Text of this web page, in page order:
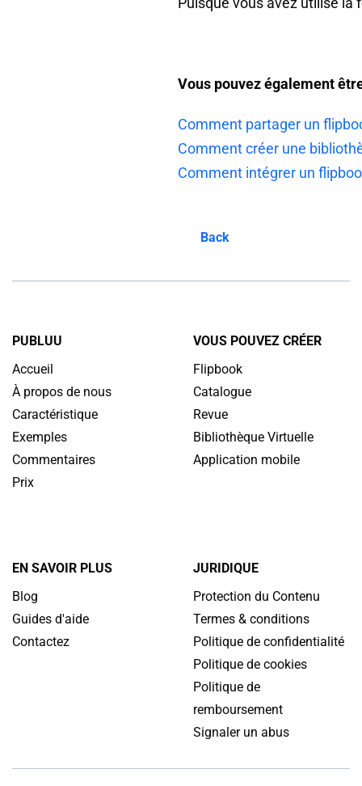
Vous pouvez également
Comment partager un
Comment créer une
Comment intégrer un
Back
PUBLUU
Accueil
À propos de nous
Caractéristique
Exemples
Commentaires
Prix
VOUS POUVEZ CRÉER
Flipbook
Catalogue
Revue
Bibliothèque Virtuelle
Application mobile
EN SAVOIR PLUS
Blog
Guides d'aide
Contactez
JURIDIQUE
Protection du Contenu
Termes & conditions
Politique de confidentialité
Politique de cookies
Politique de
remboursement
Signaler un abus